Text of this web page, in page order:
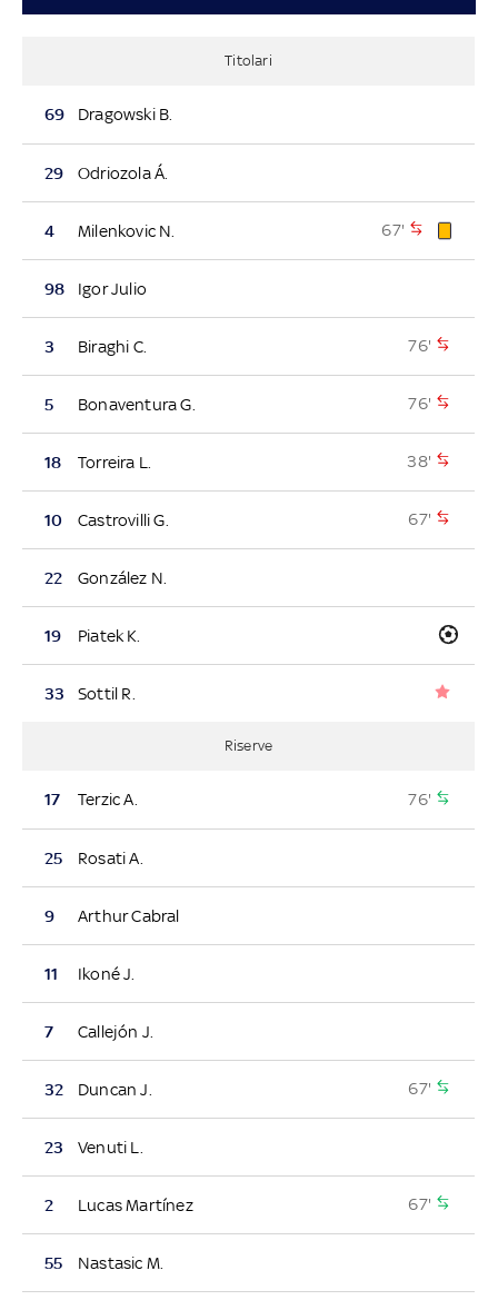
Titolari
69 Dragowski B.
29 Odriozola Á.
4 Milenkovic N. 67'
98 Igor Julio
3 Biraghi C. 76'
5 Bonaventura G. 76'
18 Torreira L. 38'
10 Castrovilli G. 67'
22 González N.
19 Piatek K.
33 Sottil R.
Riserve
17 Terzic A. 76'
25 Rosati A.
9 Arthur Cabral
11 Ikoné J.
7 Callejón J.
32 Duncan J. 67'
23 Venuti L.
2 Lucas Martínez 67'
55 Nastasic M.